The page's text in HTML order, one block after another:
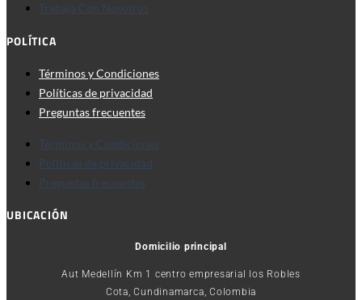
Trabaja Con Nosotros
POLÍTICA
Términos y Condiciones
Políticas de privacidad
Preguntas frecuentes
Términos y Condiciones
Políticas de privacidad
Preguntas frecuentes
UBICACIÓN
Domicilio principal
Aut Medellín Km 1 centro empresarial los Robles
Cota, Cundinamarca, Colombia